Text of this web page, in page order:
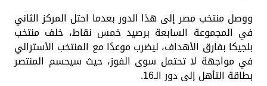
ووصل منتخب مصر إلى هذا الدور بعدما احتل المركز الثاني
في المجموعة السابعة برصيد خمس نقاط، خلف منتخب
بلجيكا بفارق الأهداف، ليضرب موعدًا مع المنتخب الأسترالي
في مواجهة لا تحتمل سوى الفوز، حيث سيحسم المنتصر
بطاقة التأهل إلى دور الـ16.